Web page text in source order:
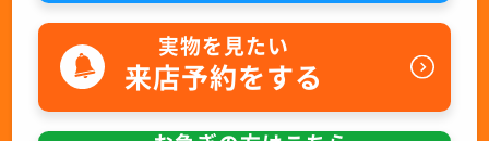
実物を見たい
来店予約をする